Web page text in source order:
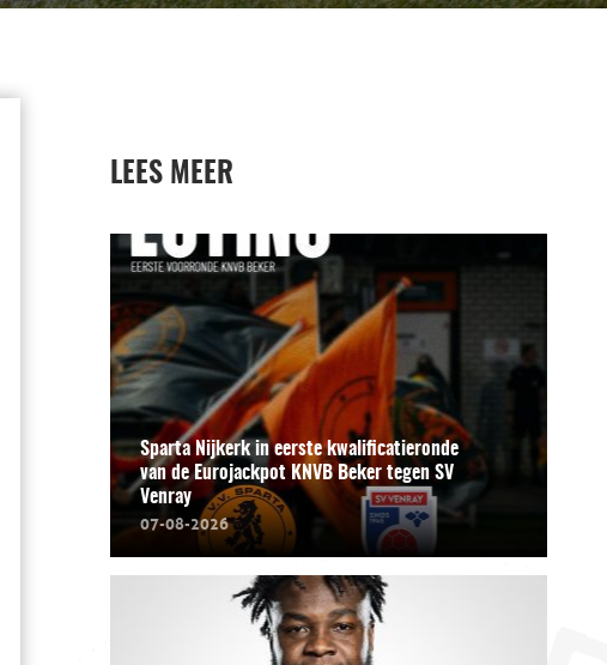
LEES MEER
Sparta Nijkerk in eerste kwalificatieronde
van de Eurojackpot KNVB Beker tegen SV
Venray
07-08-2026